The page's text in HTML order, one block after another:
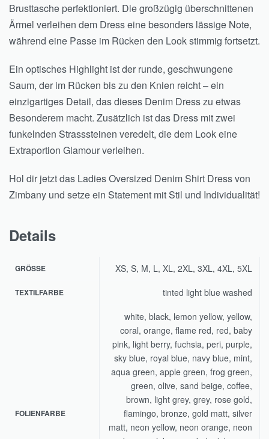
Brusttasche perfektioniert. Die großzügig überschnittenen
Ärmel verleihen dem Dress eine besonders lässige Note,
während eine Passe im Rücken den Look stimmig fortsetzt.
Ein optisches Highlight ist der runde, geschwungene
Saum, der im Rücken bis zu den Knien reicht – ein
einzigartiges Detail, das dieses Denim Dress zu etwas
Besonderem macht. Zusätzlich ist das Dress mit zwei
funkelnden Strasssteinen veredelt, die dem Look eine
Extraportion Glamour verleihen.
Hol dir jetzt das Ladies Oversized Denim Shirt Dress von
Zimbany und setze ein Statement mit Stil und Individualität!
Details
GRÖSSE XS, S, M, L, XL, 2XL, 3XL, 4XL, 5XL
TEXTILFARBE tinted light blue washed
FOLIENFARBE
white, black, lemon yellow, yellow,
coral, orange, flame red, red, baby
pink, light berry, fuchsia, peri, purple,
sky blue, royal blue, navy blue, mint,
aqua green, apple green, frog green,
green, olive, sand beige, coffee,
brown, light grey, grey, rose gold,
flamingo, bronze, gold matt, silver
matt, neon yellow, neon orange, neon